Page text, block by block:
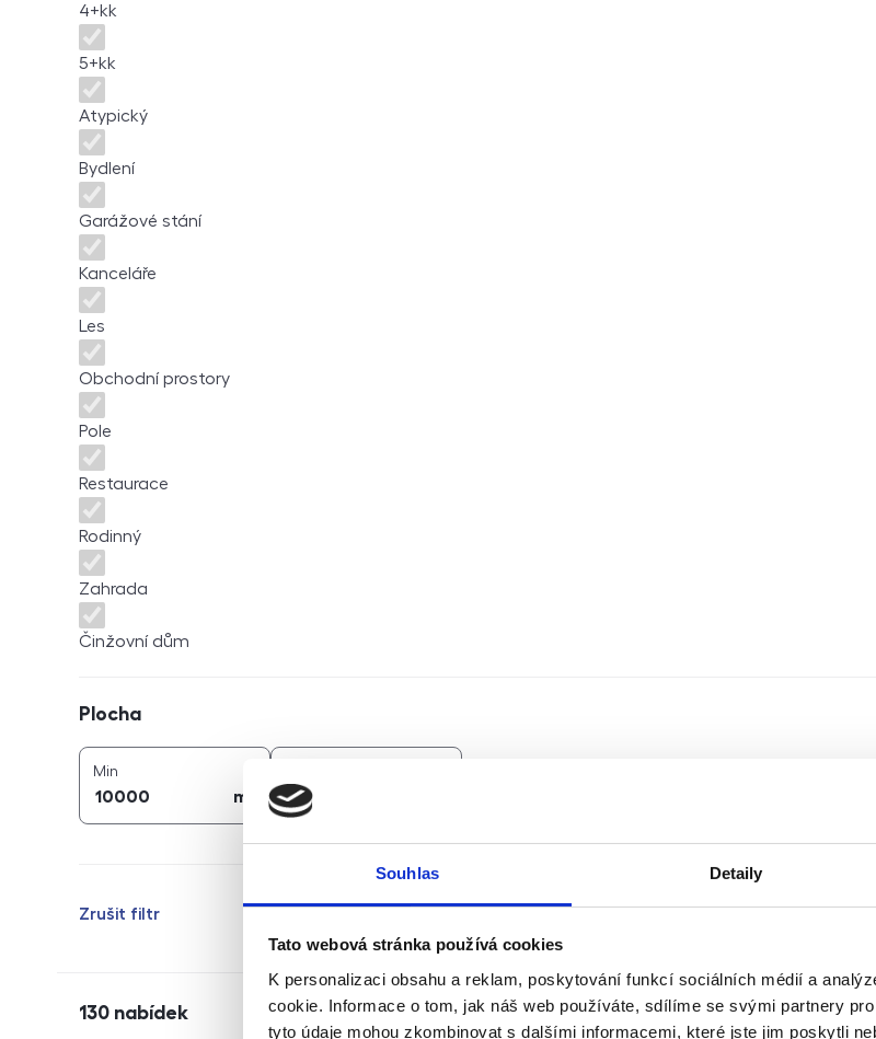
Souhlas Detaily
Tato webová stránka používá cookies
K personalizaci obsahu a reklam, poskytování funkcí sociálních médií a
cookie. Informace o tom, jak náš web používáte, sdílíme se svými partnery
tyto údaje mohou zkombinovat s dalšími informacemi, které jste jim poskytli
4+kk
5+kk
Atypický
Bydlení
Garážové stání
Kanceláře
Les
Obchodní prostory
Pole
Restaurace
Rodinný
Zahrada
Činžovní dům
Plocha
Min
m
Zrušit filtr
130 nabídek Řazení
Měna